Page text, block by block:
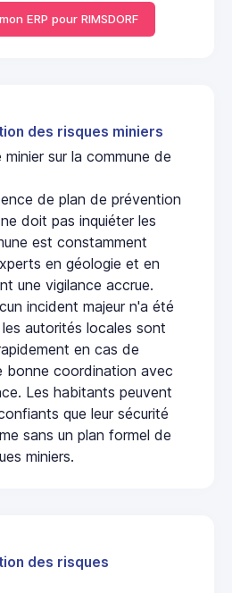
ERP pour RIMSDORF
des risques miniers
sur la commune de
de plan de prévention
doit pas inquiéter les
est constamment
en géologie et en
une vigilance accrue.
incident majeur n'a été
autorités locales sont
en cas de
bonne coordination avec
Les habitants peuvent
que leur sécurité
sans un plan formel de
miniers.
des risques